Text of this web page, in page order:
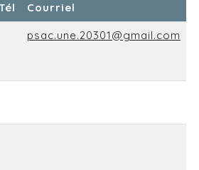
Courriel
psac.une.20301@gmail.com